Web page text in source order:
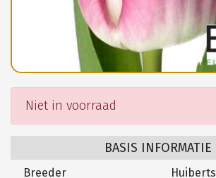
Niet in voorraad
BASIS INFORMATIE
Breeder
Huiberts